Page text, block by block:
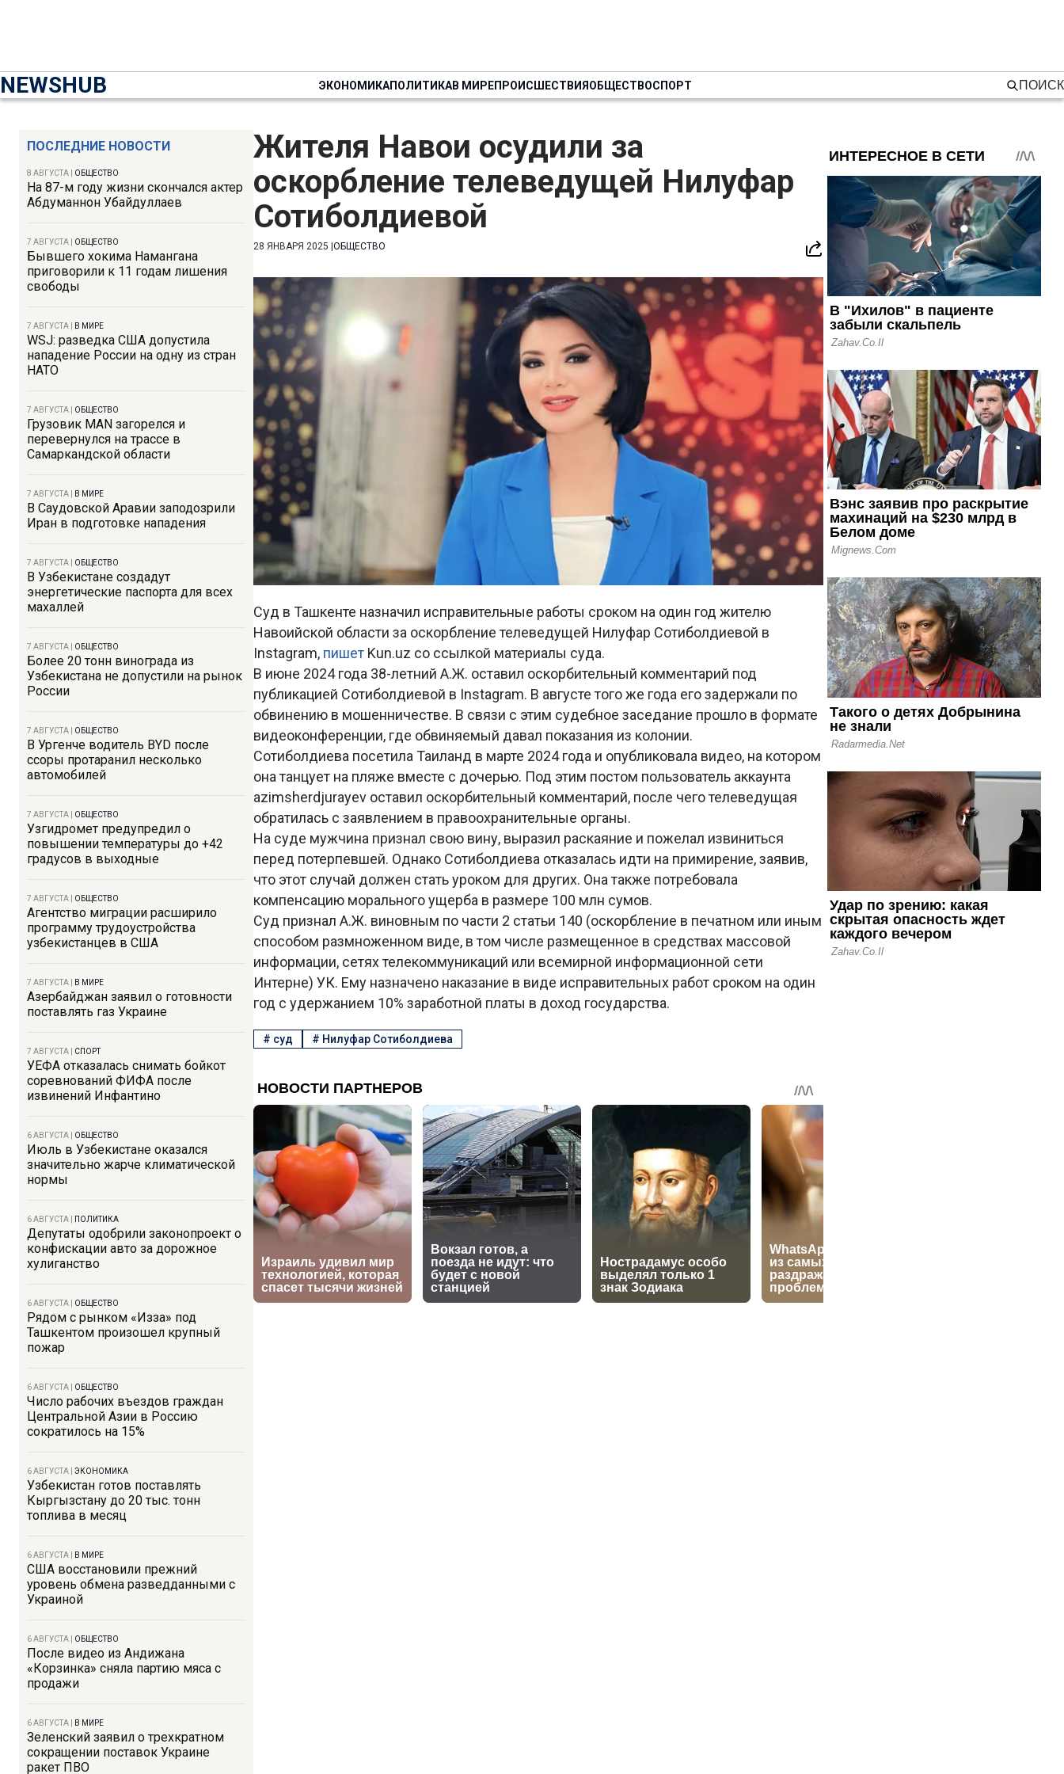
NEWSHUB ЭКОНОМИКАПОЛИТИКАВ МИРЕПРОИСШЕСТВИЯОБЩЕСТВОСПОРТ ПОИСК
ПОСЛЕДНИЕ НОВОСТИ
8 АВГУСТА ОБЩЕСТВО
На 87-м году жизни скончался актер
Абдуманнон Убайдуллаев
7 АВГУСТА ОБЩЕСТВО
Бывшего хокима Намангана
приговорили к 11 годам лишения
свободы
7 АВГУСТА В МИРЕ
WSJ: разведка США допустила
нападение России на одну из стран
НАТО
7 АВГУСТА ОБЩЕСТВО
Грузовик MAN загорелся и
перевернулся на трассе в
Самаркандской области
7 АВГУСТА В МИРЕ
В Саудовской Аравии заподозрили
Иран в подготовке нападения
7 АВГУСТА ОБЩЕСТВО
В Узбекистане создадут
энергетические паспорта для всех
махаллей
7 АВГУСТА ОБЩЕСТВО
Более 20 тонн винограда из
Узбекистана не допустили на рынок
России
7 АВГУСТА ОБЩЕСТВО
В Ургенче водитель BYD после
ссоры протаранил несколько
автомобилей
7 АВГУСТА ОБЩЕСТВО
Узгидромет предупредил о
повышении температуры до +42
градусов в выходные
7 АВГУСТА ОБЩЕСТВО
Агентство миграции расширило
программу трудоустройства
узбекистанцев в США
7 АВГУСТА В МИРЕ
Азербайджан заявил о готовности
поставлять газ Украине
7 АВГУСТА СПОРТ
УЕФА отказалась снимать бойкот
соревнований ФИФА после
извинений Инфантино
6 АВГУСТА ОБЩЕСТВО
Июль в Узбекистане оказался
значительно жарче климатической
нормы
6 АВГУСТА ПОЛИТИКА
Депутаты одобрили законопроект о
конфискации авто за дорожное
хулиганство
6 АВГУСТА ОБЩЕСТВО
Рядом с рынком «Изза» под
Ташкентом произошел крупный
пожар
6 АВГУСТА ОБЩЕСТВО
Число рабочих въездов граждан
Центральной Азии в Россию
сократилось на 15%
6 АВГУСТА ЭКОНОМИКА
Узбекистан готов поставлять
Кыргызстану до 20 тыс. тонн
топлива в месяц
6 АВГУСТА В МИРЕ
США восстановили прежний
уровень обмена разведданными с
Украиной
6 АВГУСТА ОБЩЕСТВО
После видео из Андижана
«Корзинка» сняла партию мяса с
продажи
6 АВГУСТА В МИРЕ
Зеленский заявил о трехкратном
сокращении поставок Украине
ракет ПВО
Жителя Навои осудили за
оскорбление телеведущей Нилуфар
Сотиболдиевой
28 ЯНВАРЯ 2025 ОБЩЕСТВО
Суд в Ташкенте назначил исправительные работы сроком на один год жителю
Навоийской области за оскорбление телеведущей Нилуфар Сотиболдиевой в
Instagram, пишет Kun.uz со ссылкой материалы суда.
В июне 2024 года 38-летний А.Ж. оставил оскорбительный комментарий под
публикацией Сотиболдиевой в Instagram. В августе того же года его задержали по
обвинению в мошенничестве. В связи с этим судебное заседание прошло в формате
видеоконференции, где обвиняемый давал показания из колонии.
Сотиболдиева посетила Таиланд в марте 2024 года и опубликовала видео, на котором
она танцует на пляже вместе с дочерью. Под этим постом пользователь аккаунта
azimsherdjurayev оставил оскорбительный комментарий, после чего телеведущая
обратилась с заявлением в правоохранительные органы.
На суде мужчина признал свою вину, выразил раскаяние и пожелал извиниться
перед потерпевшей. Однако Сотиболдиева отказалась идти на примирение, заявив,
что этот случай должен стать уроком для других. Она также потребовала
компенсацию морального ущерба в размере 100 млн сумов.
Суд признал А.Ж. виновным по части 2 статьи 140 (оскорбление в печатном или иным
способом размноженном виде, в том числе размещенное в средствах массовой
информации, сетях телекоммуникаций или всемирной информационной сети
Интерне) УК. Ему назначено наказание в виде исправительных работ сроком на один
год с удержанием 10% заработной платы в доход государства.
# суд # Нилуфар Сотиболдиева